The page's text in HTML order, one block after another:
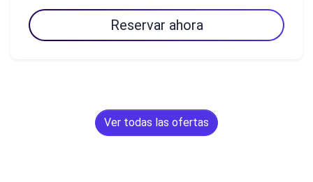
Reservar ahora
Ver todas las ofertas